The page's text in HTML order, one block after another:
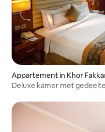
Appartement in Khor
Deluxe kamer met